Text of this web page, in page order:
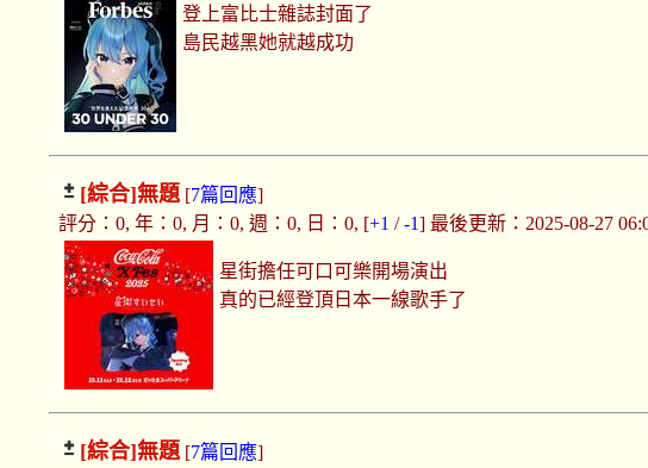
登上富比士雜誌封面了
島民越黑她就越成功
[綜合]無題 [7篇回應]
評分：0, 年：0, 月：0, 週：0, 日：0, [+1 /-1] 最後更新：2025-08-27
星街擔任可口可樂開場演出
真的已經登頂日本一線歌手了
[綜合]無題 [7篇回應]